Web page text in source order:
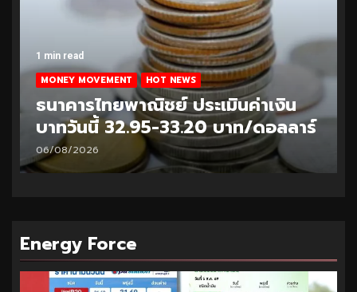
1 min read
MONEY MOVEMENT HOT NEWS
ธนาคารไทยพาณิชย์ ประเมินค่าเงิน
บาทวันนี้ 32.95-33.20 บาท/ดอลลาร์
06/08/2026
Energy Force